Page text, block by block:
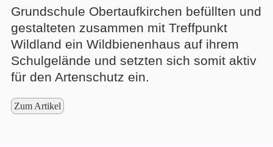
Grundschule Obertaufkirchen befüllten und
gestalteten zusammen mit Treffpunkt
Wildland ein Wildbienenhaus auf ihrem
Schulgelände und setzten sich somit aktiv
für den Artenschutz ein.
Zum Artikel